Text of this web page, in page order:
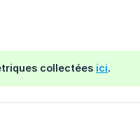
collectées ici.